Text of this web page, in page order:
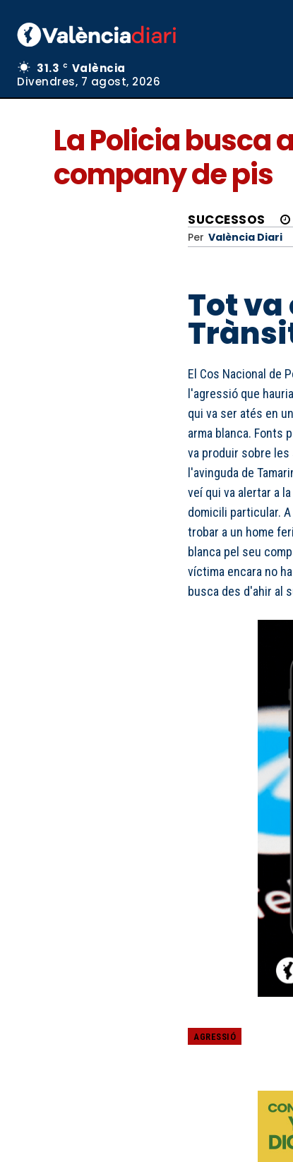
31.3 C
València
Divendres, 7 agost, 2026
La Policia busca
company de pis
SUCCESSOS
Per València Diari
Tot va
El Cos Nacional de
l'agressió que
qui va ser atés en
arma blanca. Fonts
va produir sobre
l'avinguda de
veí qui va alertar a
domicili particular.
trobar a un home
blanca pel seu
víctima encara no
busca des d'ahir al
AGRESSIÓ